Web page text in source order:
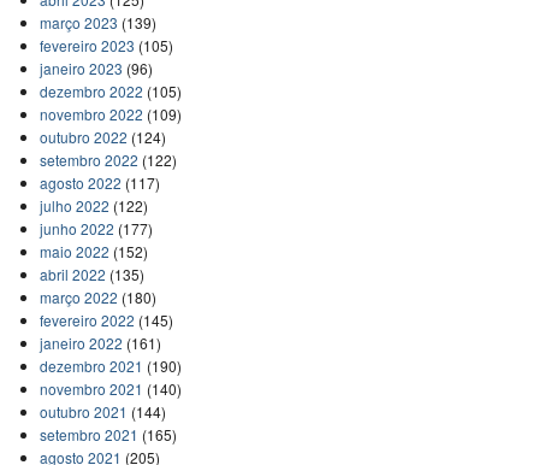
março 2023 (139)
fevereiro 2023 (105)
janeiro 2023 (96)
dezembro 2022 (105)
novembro 2022 (109)
outubro 2022 (124)
setembro 2022 (122)
agosto 2022 (117)
julho 2022 (122)
junho 2022 (177)
maio 2022 (152)
abril 2022 (135)
março 2022 (180)
fevereiro 2022 (145)
janeiro 2022 (161)
dezembro 2021 (190)
novembro 2021 (140)
outubro 2021 (144)
setembro 2021 (165)
agosto 2021 (205)